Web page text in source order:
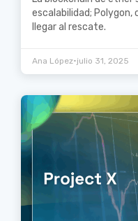
escalabilidad; Polygon,
llegar al rescate.
Ana López•julio 31, 2025